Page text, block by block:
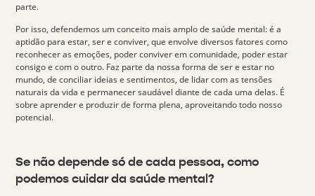
parte.
Por isso, defendemos umconceito mais amplo de saúde mental: é a
aptidão para estar, ser e conviver, que envolve diversos fatores como
reconhecer as emoções, poder conviver em comunidade, poder estar
consigo e com o outro. Faz parte da nossa forma de ser e estar no
mundo, de conciliar ideias e sentimentos, de lidar com as tensões
naturais da vida e permanecer saudável diante de cada uma delas. É
sobre aprender e produzir de forma plena, aproveitando todo nosso
potencial.
Se não depende só de cada pessoa, como
podemos cuidar da saúde mental?